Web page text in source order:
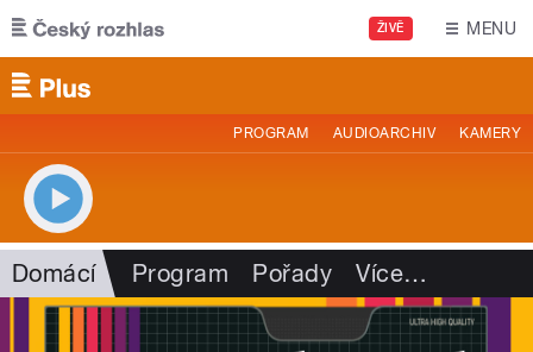
Přejít k hlavnímu obsahu
ŽIVĚ MENU
PROGRAM AUDIOARCHIV KAMERY
Domácí Program Pořady Více…